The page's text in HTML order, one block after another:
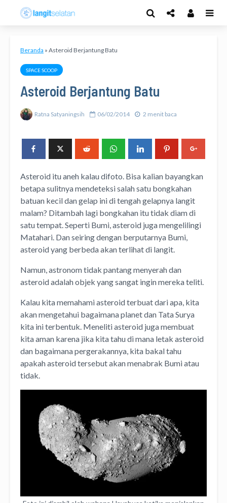
Beranda » Asteroid Berjantung Batu
SPACE SCOOP
Asteroid Berjantung Batu
Ratna Satyaningsih 06/02/2014 2 menit baca
Asteroid itu aneh kalau difoto. Bisa kalian bayangkan
betapa sulitnya mendeteksi salah satu bongkahan
batuan kecil dan gelap ini di tengah gelapnya langit
malam? Ditambah lagi bongkahan itu tidak diam di
satu tempat. Seperti Bumi, asteroid juga mengelilingi
Matahari. Dan seiring dengan berputarnya Bumi,
asteroid yang berbeda akan terlihat di langit.
Namun, astronom tidak pantang menyerah dan
asteroid adalah objek yang sangat ingin mereka teliti.
Kalau kita memahami asteroid terbuat dari apa, kita
akan mengetahui bagaimana planet dan Tata Surya
kita ini terbentuk. Meneliti asteroid juga membuat
kita aman karena jika kita tahu di mana letak asteroid
dan bagaimana pergerakannya, kita bakal tahu
apakah asteroid tersebut akan menabrak Bumi atau
tidak.